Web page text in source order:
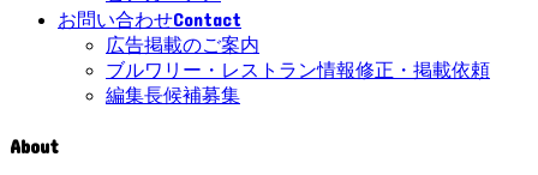
お問い合わせContact
広告掲載のご案内
ブルワリー・レストラン情報修正・掲載依頼
編集長候補募集
About